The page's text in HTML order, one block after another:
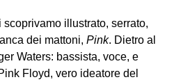
illustrato, serrato,
dei mattoni, Pink. Dietro al
Waters: bassista, voce, e
Floyd, vero ideatore del